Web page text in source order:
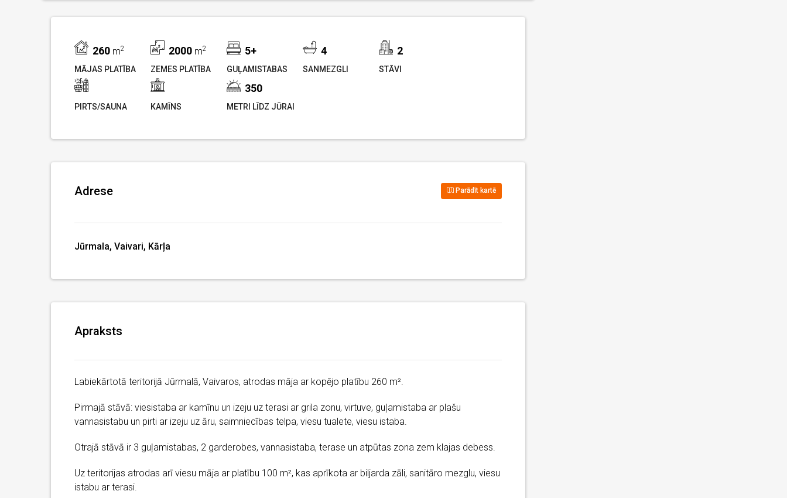
260 m2
MĀJAS PLATĪBA
2000 m2
ZEMES PLATĪBA
5+
GUĻAMISTABAS
4
SANMEZGLI
2
STĀVI
PIRTS/SAUNA KAMĪNS
350
METRI LĪDZ JŪRAI
Adrese Parādīt kartē
Jūrmala, Vaivari, Kārļa
Apraksts
Labiekārtotā teritorijā Jūrmalā, Vaivaros, atrodas māja ar kopējo platību 260 m².
Pirmajā stāvā: viesistaba ar kamīnu un izeju uz terasi ar grila zonu, virtuve, guļamistaba ar plašu
vannasistabu un pirti ar izeju uz āru, saimniecības telpa, viesu tualete, viesu istaba.
Otrajā stāvā ir 3 guļamistabas, 2 garderobes, vannasistaba, terase un atpūtas zona zem klajas debess.
Uz teritorijas atrodas arī viesu māja ar platību 100 m², kas aprīkota ar biljarda zāli, sanitāro mezglu, viesu
istabu ar terasi.